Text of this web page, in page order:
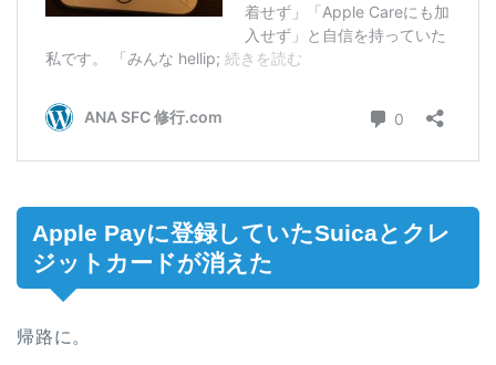
Apple Payに登録していたSuicaとクレ
ジットカードが消えた
帰路に。